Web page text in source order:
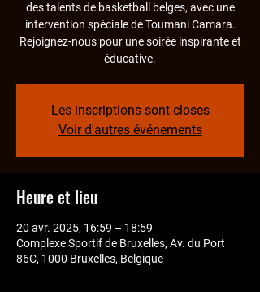
des talents de basketball belges, avec une
intervention spéciale de Toumani Camara.
Rejoignez-nous pour une soirée inspirante et
éducative.
Les inscriptions sont closes
Voir d'autres événements
Heure et lieu
20 avr. 2025, 16:59 – 18:59
Complexe Sportif de Bruxelles, Av. du Port
86C, 1000 Bruxelles, Belgique